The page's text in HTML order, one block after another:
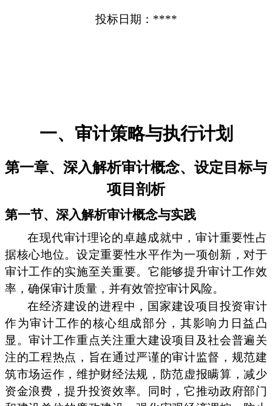
投标日期：****
一、审计策略与执行计划
第一章、深入解析审计概念、设定目标与
项目剖析
第一节、深入解析审计概念与实践
在现代审计理论的卓越成就中，审计重要性占
据核心地位。设定重要性水平作为一项创新，对于
审计工作的实施至关重要。它能够提升审计工作效
率，确保审计质量，并有效管控审计风险。
在经济建设的进程中，国家建设项目投资审计
作为审计工作的核心组成部分，其影响力日益凸
显。审计工作重点关注重大建设项目及社会普遍关
注的工程热点，旨在通过严谨的审计监督，规范建
筑市场运作，维护财经法规，防范虚报瞒算，减少
资金浪费，提升投资效率。同时，它推动政府部门